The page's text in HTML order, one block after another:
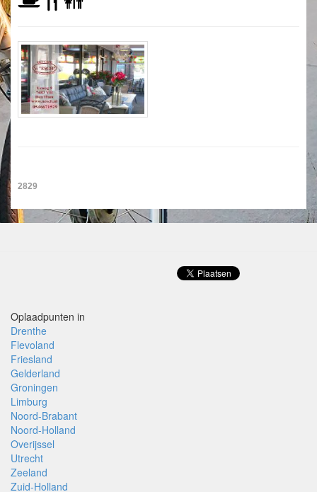
2829
Oplaadpunten in
Drenthe
Flevoland
Friesland
Gelderland
Groningen
Limburg
Noord-Brabant
Noord-Holland
Overijssel
Utrecht
Zeeland
Zuid-Holland